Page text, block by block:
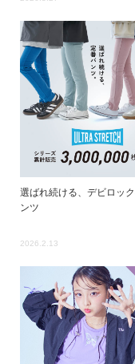
選ばれ続ける、デビロッ
ンツ
2026.2.13